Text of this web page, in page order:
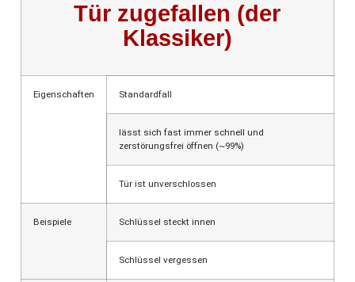
Tür zugefallen (der
Klassiker)
Eigenschaften Standardfall
lässt sich fast immer schnell und
zerstörungsfrei öffnen (~99%)
Tür ist unverschlossen
Beispiele Schlüssel steckt innen
Schlüssel vergessen